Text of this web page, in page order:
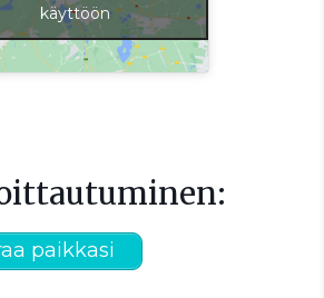
käyttöön
paikkasi